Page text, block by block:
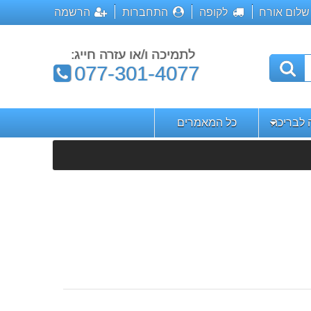
שלום אורח לקופה התחברות הרשמה
לתמיכה ו/או עזרה חייג:
טלפון:
077-301-4077
לבריכה כל המאמרים